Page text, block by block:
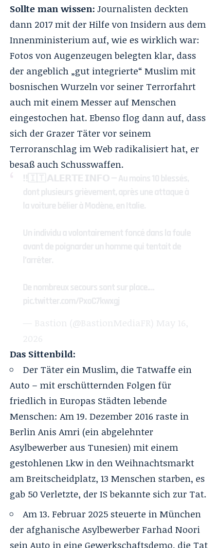
Sollte man wissen: Journalisten deckten
dann 2017 mit der Hilfe von Insidern aus dem
Innenministerium auf, wie es wirklich war:
Fotos von Augenzeugen belegten klar, dass
der angeblich „gut integrierte“ Muslim mit
bosnischen Wurzeln vor seiner Terrorfahrt
auch mit einem Messer auf Menschen
eingestochen hat. Ebenso flog dann auf, dass
sich der Grazer Täter vor seinem
Terroranschlag im Web radikalisiert hat, er
besaß auch Schusswaffen.
‼️🇮🇹 𝗔𝗟𝗘𝗥𝗧𝗘 𝗜𝗡𝗙𝗢 — Au moins 10 blessés,
dont plusieurs grièvement, après une attaque à
la voiture bélier à Modène, en Italie.
Un individu a volontairement foncé dans la foule
avant de poignarder un homme qui tentait de
l’arrêter.
De nombreux secours sont sur place.…
pic.twitter.com/PxoC7kwxgj
— Bastion (@BastionMediaFR) May 16,
2026
Das Sittenbild:
Der Täter ein Muslim, die Tatwaffe ein
Auto – mit erschütternden Folgen für
friedlich in Europas Städten lebende
Menschen: Am 19. Dezember 2016 raste in
Berlin Anis Amri (ein abgelehnter
Asylbewerber aus Tunesien) mit einem
gestohlenen Lkw in den Weihnachtsmarkt
am Breitscheidplatz, 13 Menschen starben, es
gab 50 Verletzte, der IS bekannte sich zur Tat.
Am 13. Februar 2025 steuerte in München
der afghanische Asylbewerber Farhad Noori
sein Auto in eine Gewerkschaftsdemo, die Tat